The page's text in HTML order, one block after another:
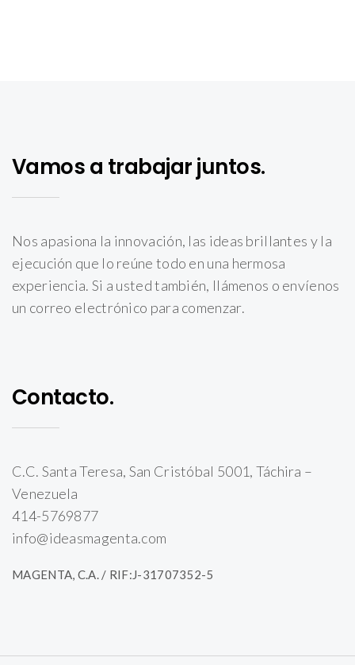
Vamos a trabajar juntos.
Nos apasiona la innovación, las ideas brillantes y la
ejecución que lo reúne todo en una hermosa
experiencia. Si a usted también, llámenos o envíenos
un correo electrónico para comenzar.
Contacto.
C.C. Santa Teresa, San Cristóbal 5001, Táchira –
Venezuela
414-5769877
info@ideasmagenta.com
MAGENTA, C.A. / RIF:J-31707352-5